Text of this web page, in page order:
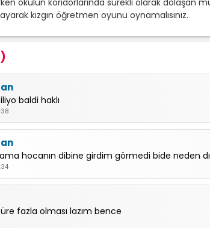
okulun koridorlarında sürekli olarak dolaşan
kızgın öğretmen oyunu oynamalısınız.
baldi haklı
hocanın dibine girdim görmedi bide neden
fazla olması lazım bence